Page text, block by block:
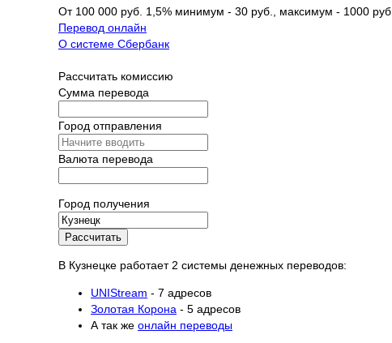
От 100 000 руб. 1,5% минимум - 30 руб., максимум - 1000 руб.
Перевод онлайн
О системе Сбербанк
Рассчитать комиссию
Сумма перевода
Город отправления
Валюта перевода
Город получения
Рассчитать
В Кузнецке работает 2 системы денежных переводов:
UNIStream - 7 адресов
Золотая Корона - 5 адресов
А так же онлайн переводы